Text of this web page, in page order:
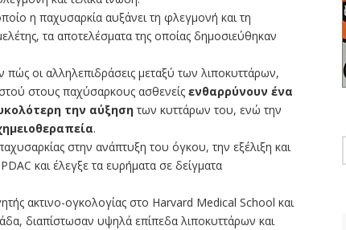
η παχυσαρκία αυξάνει τη φλεγμονή και τη
τα αποτελέσματα της οποίας δημοσιεύθηκαν
οι αλληλεπιδράσεις μεταξύ των λιποκυττάρων,
στους παχύσαρκους ασθενείς ενθαρρύνουν ένα
την αύξηση των κυττάρων του, ενώ την
.
στην ανάπτυξη του όγκου, την εξέλιξη και
και έλεγξε τα ευρήματα σε δείγματα
ακτινο-ογκολογίας στο Harvard Medical School και
διαπίστωσαν υψηλά επίπεδα λιποκυττάρων και